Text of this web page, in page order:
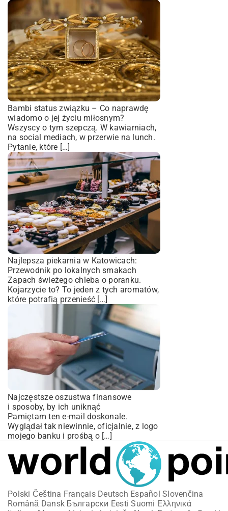
Bambi status związku – Co naprawdę
wiadomo o jej życiu miłosnym?
Wszyscy o tym szepczą. W kawiarniach,
na social mediach, w przerwie na lunch.
Pytanie, które […]
Najlepsza piekarnia w Katowicach:
Przewodnik po lokalnych smakach
Zapach świeżego chleba o poranku.
Kojarzycie to? To jeden z tych aromatów,
które potrafią przenieść […]
Najczęstsze oszustwa finansowe
i sposoby, by ich uniknąć
Pamiętam ten e-mail doskonale.
Wyglądał tak niewinnie, oficjalnie, z logo
mojego banku i prośbą o […]
Polski Čeština Français Deutsch Español Slovenčina
Română Dansk Български Eesti Suomi Ελληνικά